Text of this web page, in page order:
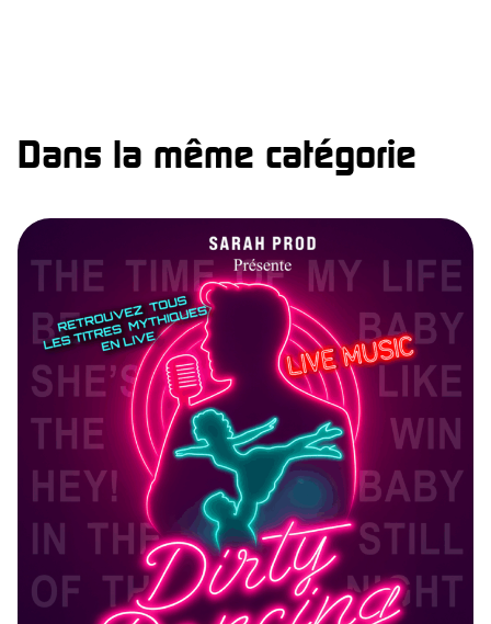
Dans la même catégorie